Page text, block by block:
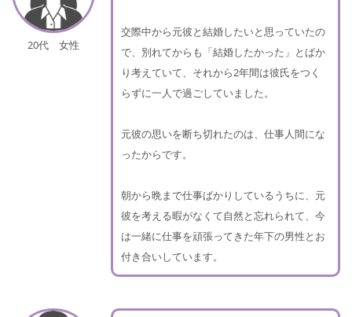
20代 女性
交際中から元彼と結婚したいと思っていたの
で、別れてからも「結婚したかった」とばか
り考えていて、それから2年間は彼氏をつく
らずに一人で過ごしていました。
元彼の思いを断ち切れたのは、仕事人間にな
ったからです。
朝から晩まで仕事ばかりしているうちに、元
彼を考える暇がなくて自然と忘れられて、今
は一緒に仕事を頑張ってきた年下の男性とお
付き合いしています。